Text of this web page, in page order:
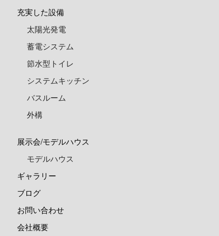
充実した設備
太陽光発電
蓄電システム
節水型トイレ
システムキッチン
バスルーム
外構
展示会/モデルハウス
モデルハウス
ギャラリー
ブログ
お問い合わせ
会社概要